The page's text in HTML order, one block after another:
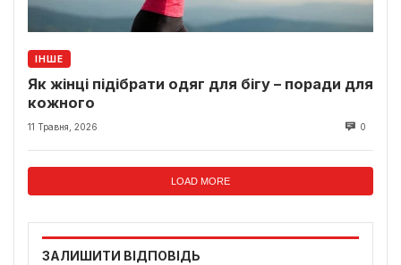
ІНШЕ
Як жінці підібрати одяг для бігу – поради для
кожного
11 Травня, 2026 0
LOAD MORE
ЗАЛИШИТИ ВІДПОВІДЬ